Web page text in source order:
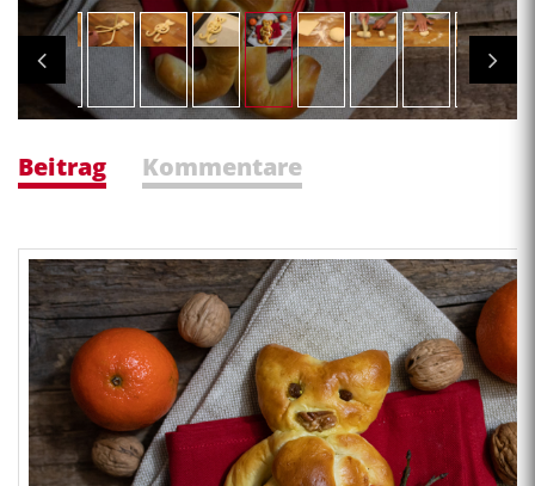
Beitrag Kommentare